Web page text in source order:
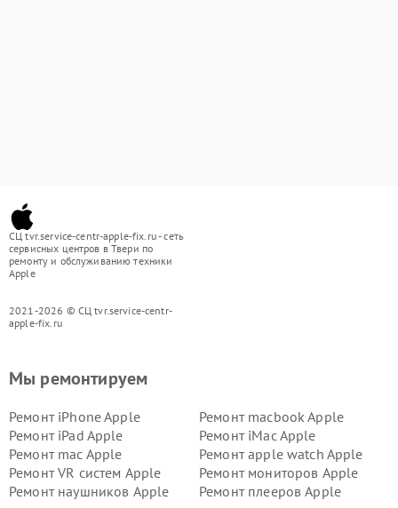
СЦ tvr.service-centr-apple-fix.ru - сеть
сервисных центров в Твери по
ремонту и обслуживанию техники
Apple
2021-2026 © СЦ tvr.service-centr-
apple-fix.ru
Мы ремонтируем
Ремонт iPhone Apple
Ремонт macbook Apple
Ремонт iPad Apple
Ремонт iMac Apple
Ремонт mac Apple
Ремонт apple watch Apple
Ремонт VR систем Apple
Ремонт мониторов Apple
Ремонт наушников Apple
Ремонт плееров Apple